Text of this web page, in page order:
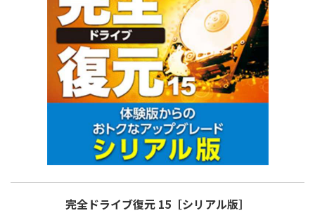
完全ドライブ復元 15［シリアル版］